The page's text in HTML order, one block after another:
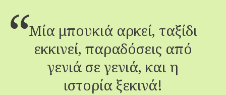
Μία μπουκιά αρκεί, ταξίδι
εκκινεί, παραδόσεις από
γενιά σε γενιά, και η
ιστορία ξεκινά!